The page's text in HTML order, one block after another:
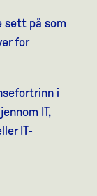
sett på som
for
i
IT,
IT-